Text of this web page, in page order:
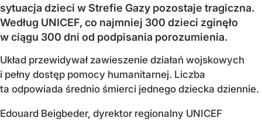
sytuacja dzieci w Strefie Gazy pozostaje tragiczna.
Według UNICEF, co najmniej 300 dzieci zginęło
w ciągu 300 dni od podpisania porozumienia.
Układ przewidywał zawieszenie działań wojskowych
i pełny dostęp pomocy humanitarnej. Liczba
ta odpowiada średnio śmierci jednego dziecka dziennie.
Edouard Beigbeder, dyrektor regionalny UNICEF